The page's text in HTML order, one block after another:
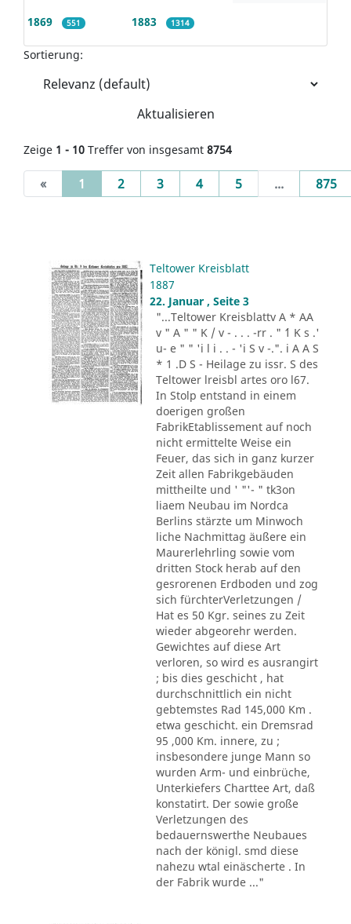
1869 551 1883 1314
Sortierung:
Aktualisieren
Zeige 1 - 10 Treffer von insgesamt 8754
« 1 (current)
2 3 4 5 ... 875
Teltower Kreisblatt
1887
22. Januar , Seite 3
"...Teltower Kreisblattv A * AA
v " A " " K / v - . . . -rr . " ´1 K s .'
u- e " " 'i l i . . - 'i S v -.". i A A S
* 1 .D S - Heilage zu issr. S des
Teltower lreisbl artes oro l67.
In Stolp entstand in einem
doerigen großen
FabrikEtablissement auf noch
nicht ermittelte Weise ein
Feuer, das sich in ganz kurzer
Zeit allen Fabrikgebäuden
mittheilte und ' "'- " tk3on
liaem Neubau im Nordca
Berlins stärzte um Minwoch
liche Nachmittag äußere ein
Maurerlehrling sowie vom
dritten Stock herab auf den
gesrorenen Erdboden und zog
sich fürchterVerletzungen /
Hat es 50 Kgr. seines zu Zeit
wieder abgeorehr werden.
Gewichtes auf diese Art
verloren, so wird es ausrangirt
; bis dies geschicht , hat
durchschnittlich ein nicht
gebtemstes Rad 145,000 Km .
etwa geschicht. ein Dremsrad
95 ,000 Km. innere, zu ;
insbesondere junge Mann so
wurden Arm- und einbrüche,
Unterkiefers Charttee Art, daß
konstatirt. Der sowie große
Verletzungen des
bedauernswerthe Neubaues
nach der königl. smd diese
nahezu wtal einäscherte . In
der Fabrik wurde ..."